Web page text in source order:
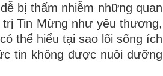
bị thấm nhiễm những quan
Tin Mừng như yêu thương,
thể hiểu tại sao lối sống ích
tin không được nuôi dưỡng